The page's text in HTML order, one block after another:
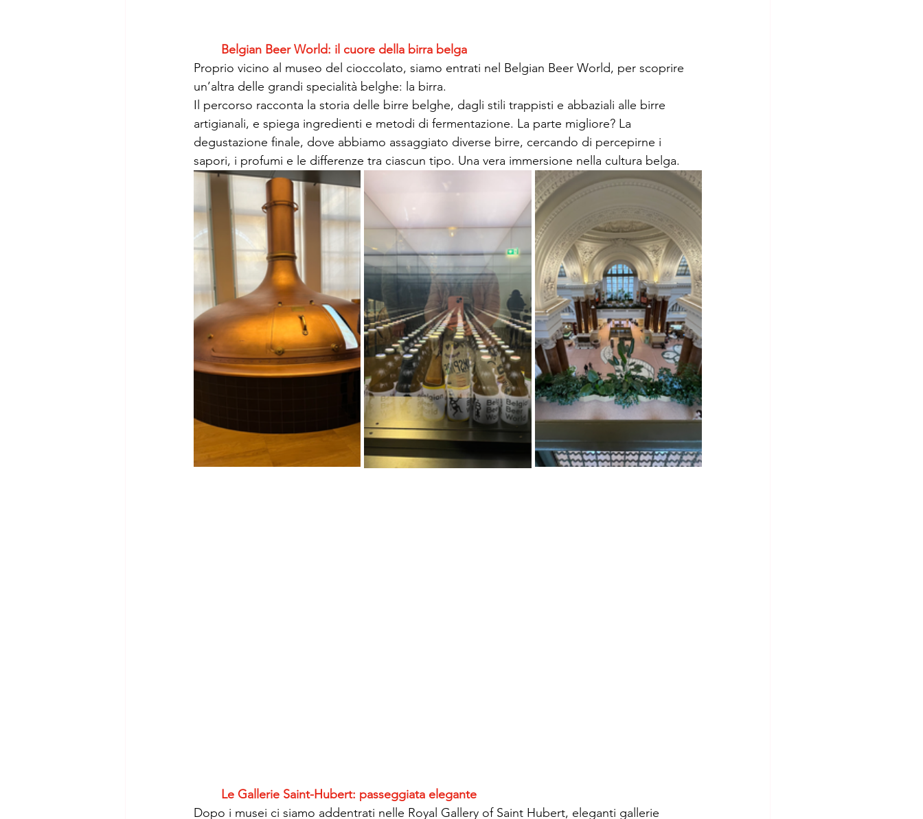
Belgian Beer World: il cuore della birra belga
Proprio vicino al museo del cioccolato, siamo entrati nel Belgian Beer World, per scoprire
un’altra delle grandi specialità belghe: la birra.
Il percorso racconta la storia delle birre belghe, dagli stili trappisti e abbaziali alle birre
artigianali, e spiega ingredienti e metodi di fermentazione. La parte migliore? La
degustazione finale, dove abbiamo assaggiato diverse birre, cercando di percepirne i
sapori, i profumi e le differenze tra ciascun tipo. Una vera immersione nella cultura belga.
Le Gallerie Saint-Hubert: passeggiata elegante
Dopo i musei ci siamo addentrati nelle Royal Gallery of Saint Hubert, eleganti gallerie